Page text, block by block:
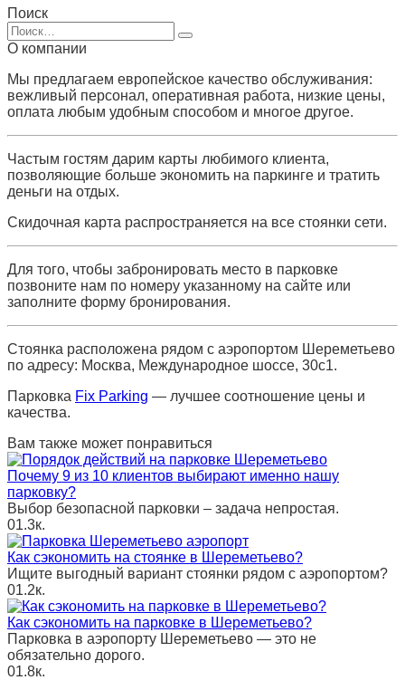
Поиск
Search
for:
О компании
Мы предлагаем европейское качество обслуживания:
вежливый персонал, оперативная работа, низкие цены,
оплата любым удобным способом и многое другое.
Частым гостям дарим карты любимого клиента,
позволяющие больше экономить на паркинге и тратить
деньги на отдых.
Скидочная карта распространяется на все стоянки сети.
Для того, чтобы забронировать место в парковке
позвоните нам по номеру указанному на сайте или
заполните форму бронирования.
Стоянка расположена рядом с аэропортом Шереметьево
по адресу: Москва, Международное шоссе, 30с1.
Парковка Fix Parking — лучшее соотношение цены и
качества.
Вам также может понравиться
Почему 9 из 10 клиентов выбирают именно нашу
парковку?
Выбор безопасной парковки – задача непростая.
01.3к.
Как сэкономить на стоянке в Шереметьево?
Ищите выгодный вариант стоянки рядом с аэропортом?
01.2к.
Как сэкономить на парковке в Шереметьево?
Парковка в аэропорту Шереметьево — это не
обязательно дорого.
01.8к.